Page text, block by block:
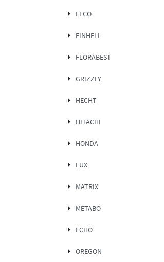
EFCO
EINHELL
FLORABEST
GRIZZLY
HECHT
HITACHI
HONDA
LUX
MATRIX
METABO
ECHO
OREGON